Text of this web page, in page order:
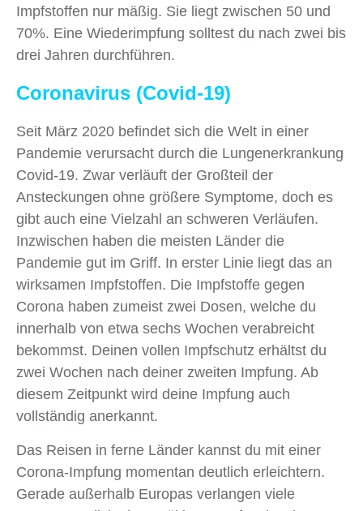
Impfstoffen nur mäßig. Sie liegt zwischen 50 und
70%. Eine Wiederimpfung solltest du nach zwei bis
drei Jahren durchführen.
Coronavirus (Covid-19)
Seit März 2020 befindet sich die Welt in einer
Pandemie verursacht durch die Lungenerkrankung
Covid-19. Zwar verläuft der Großteil der
Ansteckungen ohne größere Symptome, doch es
gibt auch eine Vielzahl an schweren Verläufen.
Inzwischen haben die meisten Länder die
Pandemie gut im Griff. In erster Linie liegt das an
wirksamen Impfstoffen. Die Impfstoffe gegen
Corona haben zumeist zwei Dosen, welche du
innerhalb von etwa sechs Wochen verabreicht
bekommst. Deinen vollen Impfschutz erhältst du
zwei Wochen nach deiner zweiten Impfung. Ab
diesem Zeitpunkt wird deine Impfung auch
vollständig anerkannt.
Das Reisen in ferne Länder kannst du mit einer
Corona-Impfung momentan deutlich erleichtern.
Gerade außerhalb Europas verlangen viele